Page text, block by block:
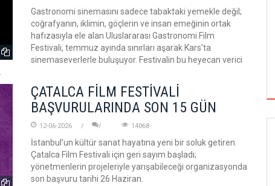
Gastronomi sinemasını sadece tabaktaki yemekle değil;
coğrafyanın, iklimin, göçlerin ve insan emeğinin ortak
hafızasıyla ele alan Uluslararası Gastronomi Film
Festivali, temmuz ayında sınırları aşarak Kars'ta
sinemaseverlerle buluşuyor. Festivalin bu heyecan verici
ÇATALCA FİLM FESTİVALİ
BAŞVURULARINDA SON 15 GÜN
12-06-2026 14068
İstanbul’un kültür sanat hayatına yeni bir soluk getiren
Çatalca Film Festivali için geri sayım başladı;
yönetmenlerin projeleriyle yarışabileceği organizasyonda
son başvuru tarihi 26 Haziran.
SİNEMA